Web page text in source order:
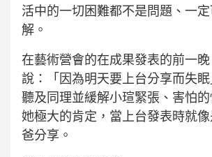
活中的一切困難都不是問題、一
解。
在藝術營會的在成果發表的前一
說：「因為明天要上台分享而失
聽及同理並緩解小瑄緊張、害怕
她極大的肯定，當上台發表時就
爸分享。